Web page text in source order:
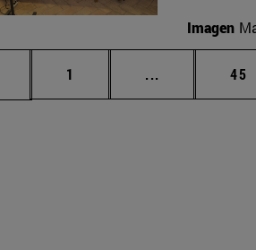
Imagen
Página
1 ... Páginas 45